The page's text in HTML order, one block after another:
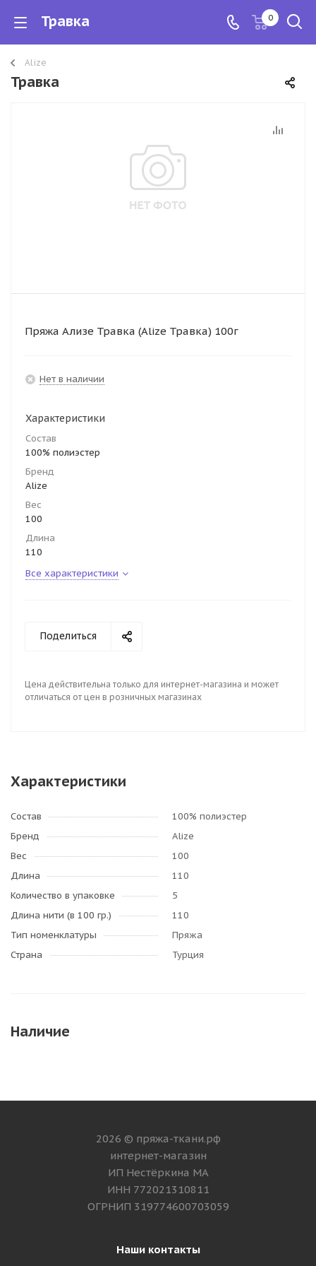
Травка 0
Alize
Травка
Пряжа Ализе Травка (Alize Травка) 100г
Нет в наличии
Характеристики
Состав
100% полиэстер
Бренд
Alize
Вес
100
Длина
110
Все характеристики
Поделиться
Цена действительна только для интернет-магазина и может
отличаться от цен в розничных магазинах
Характеристики
Состав
100% полиэстер
Бренд
Alize
Вес
100
Длина
110
Количество в упаковке
5
Длина нити (в 100 гр.)
110
Тип номенклатуры
Пряжа
Страна
Турция
Наличие
2026 © пряжа-ткани.рф
интернет-магазин
ИП Нестёркина МА
ИНН 772021310811
ОГРНИП 319774600703059
Наши контакты